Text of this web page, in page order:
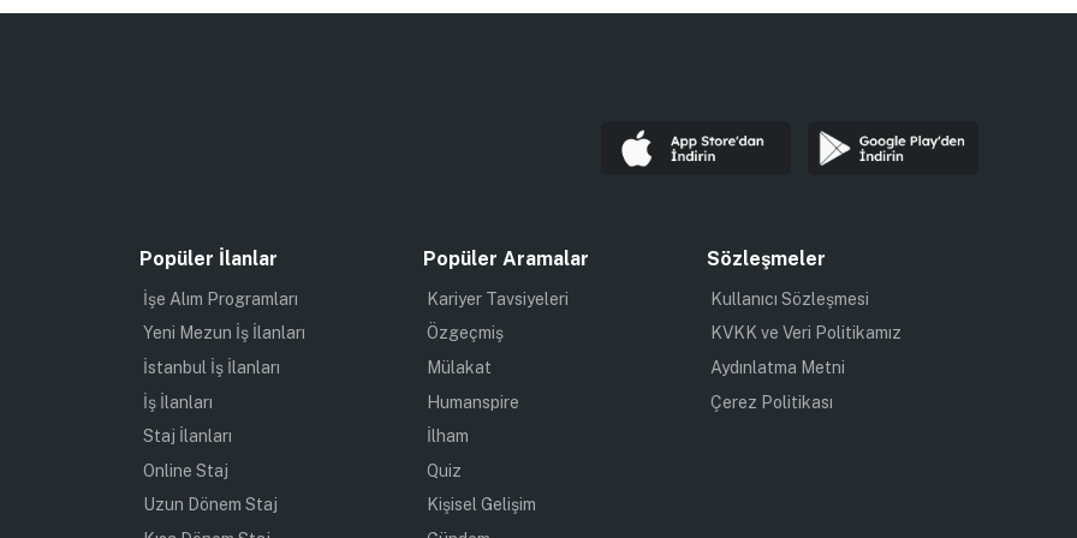
Popüler İlanlar
İşe Alım Programları
Yeni Mezun İş İlanları
İstanbul İş İlanları
İş İlanları
Staj İlanları
Online Staj
Uzun Dönem Staj
Popüler Aramalar
Kariyer Tavsiyeleri
Özgeçmiş
Mülakat
Humanspire
İlham
Quiz
Kişisel Gelişim
Sözleşmeler
Kullanıcı Sözleşmesi
KVKK ve Veri Politikamız
Aydınlatma Metni
Çerez Politikası